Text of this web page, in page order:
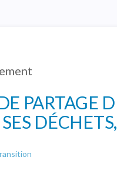
PARTAGE